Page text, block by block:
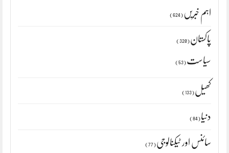
اہم خبریں (624)
پاکستان (320)
سیاست (53)
کھیل (133)
دنیا (84)
سائنس اور ٹیکنالوجی (77)